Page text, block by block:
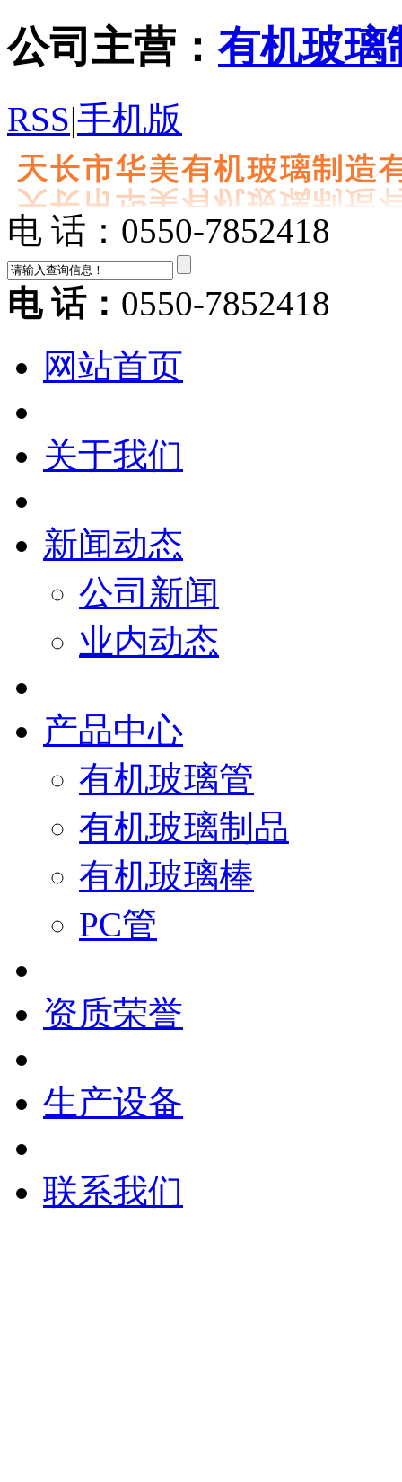
公司主营： 有机玻璃
RSS|手机版
电 话：0550-7852418
电 话： 0550-7852418
网站首页
关于我们
新闻动态
公司新闻
业内动态
产品中心
有机玻璃管
有机玻璃制品
有机玻璃棒
PC管
资质荣誉
生产设备
联系我们